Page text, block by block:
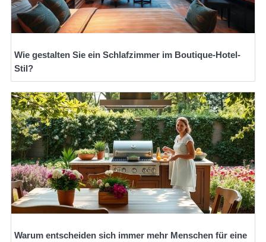
Wie gestalten Sie ein Schlafzimmer im Boutique-Hotel-
Stil?
Warum entscheiden sich immer mehr Menschen für eine